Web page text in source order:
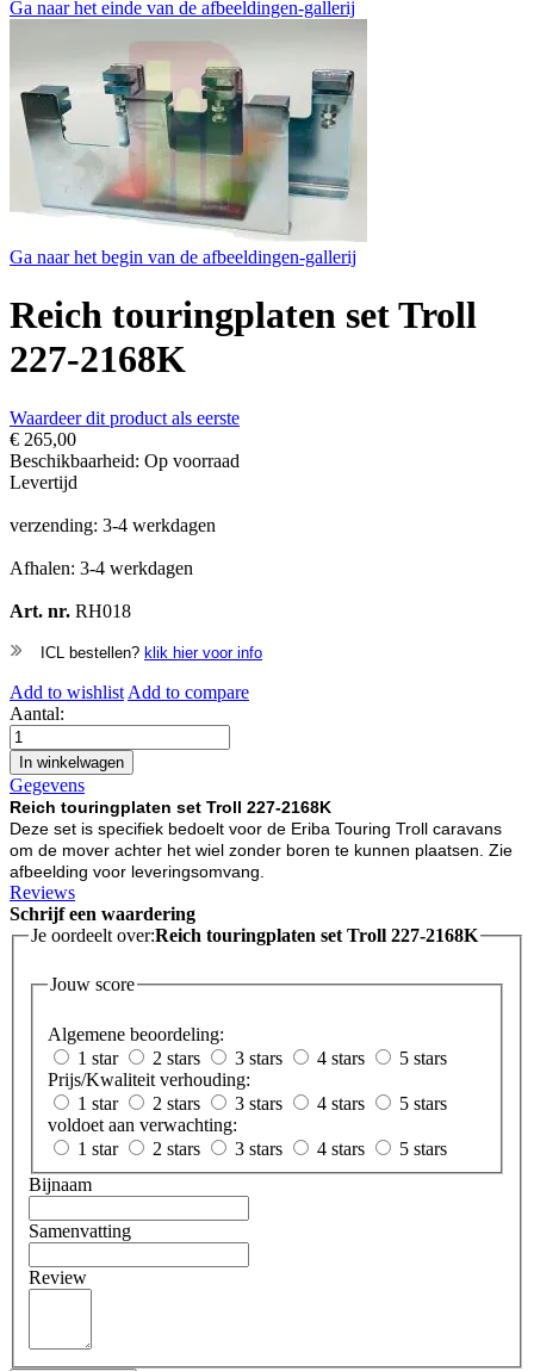
Ga naar het einde van de afbeeldingen-gallerij
Ga naar het begin van de afbeeldingen-gallerij
Reich touringplaten set Troll
227-2168K
Waardeer dit product als eerste
€ 265,00
Beschikbaarheid: Op voorraad
Levertijd
verzending: 3-4 werkdagen
Afhalen: 3-4 werkdagen
Art. nr. RH018
ICL bestellen? klik hier voor info
Add to wishlist Add to compare
Aantal:
In winkelwagen
Gegevens
Reich touringplaten set Troll 227-2168K
Deze set is specifiek bedoelt voor de Eriba Touring Troll caravans
om de mover achter het wiel zonder boren te kunnen plaatsen. Zie
afbeelding voor leveringsomvang.
Reviews
Schrijf een waardering
Je oordeelt over:Reich touringplaten set Troll 227-2168K
Jouw score
Algemene beoordeling:
1 star
2 stars 3 stars 4 stars
5 stars
Prijs/Kwaliteit verhouding:
1 star
2 stars 3 stars 4 stars
5 stars
voldoet aan verwachting:
1 star
2 stars 3 stars 4 stars
5 stars
Bijnaam
Samenvatting
Review